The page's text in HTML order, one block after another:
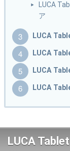
LUCA
ア
LUCA
LUCA
LUCA
LUCA
LUCA